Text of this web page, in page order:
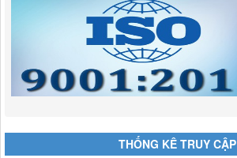
THỐNG KÊ TRUY CẬP